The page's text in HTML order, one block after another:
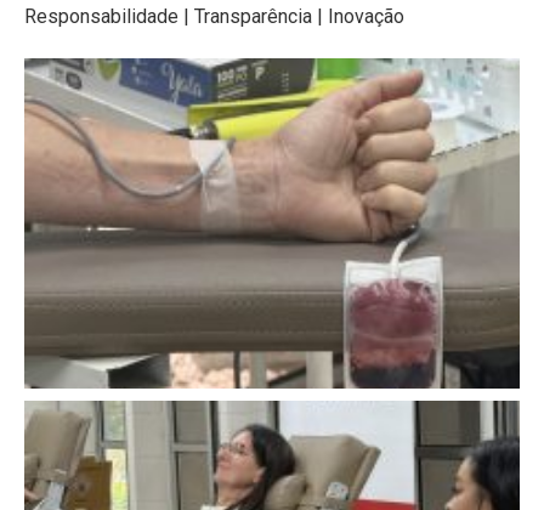
Responsabilidade | Transparência | Inovação